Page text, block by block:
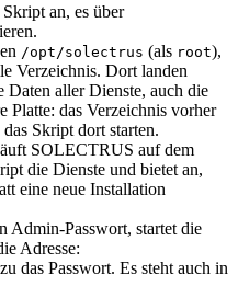
an, es über
/opt/solectrus (als root),
Verzeichnis. Dort landen
Daten aller Dienste, auch die
Platte: das Verzeichnis vorher
Skript dort starten.
SOLECTRUS auf dem
die Dienste und bietet an,
eine neue Installation
Admin-Passwort, startet die
Adresse:
das Passwort. Es steht auch in